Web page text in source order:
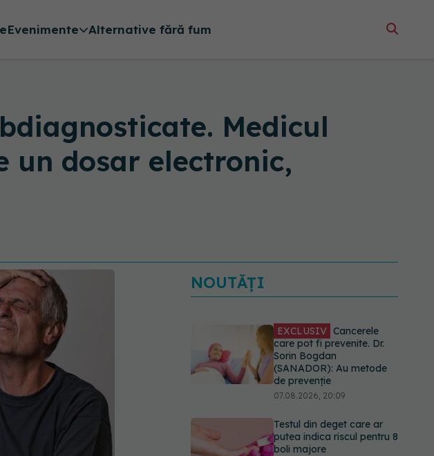
Evenimente Alternative fără fum
Medicul
un dosar electronic,
NOUTĂȚI
EXCLUSIV Cancerele
care pot fi prevenite. Dr.
Sorin Bogdan
(SANADOR): Au metode
de prevenție
07.08.2026, 20:09
Testul din deget care ar
putea indica riscul pentru 8
boli majore